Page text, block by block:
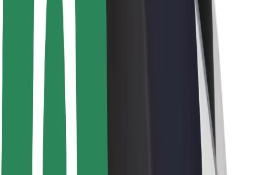
Κέντρο Τύπου
Κατευθυντήριες γραμμές Brand
Αποστολή
Σχέσεις με Επενδυτές
Ηγεσία
Μάρκα
Urban Fund